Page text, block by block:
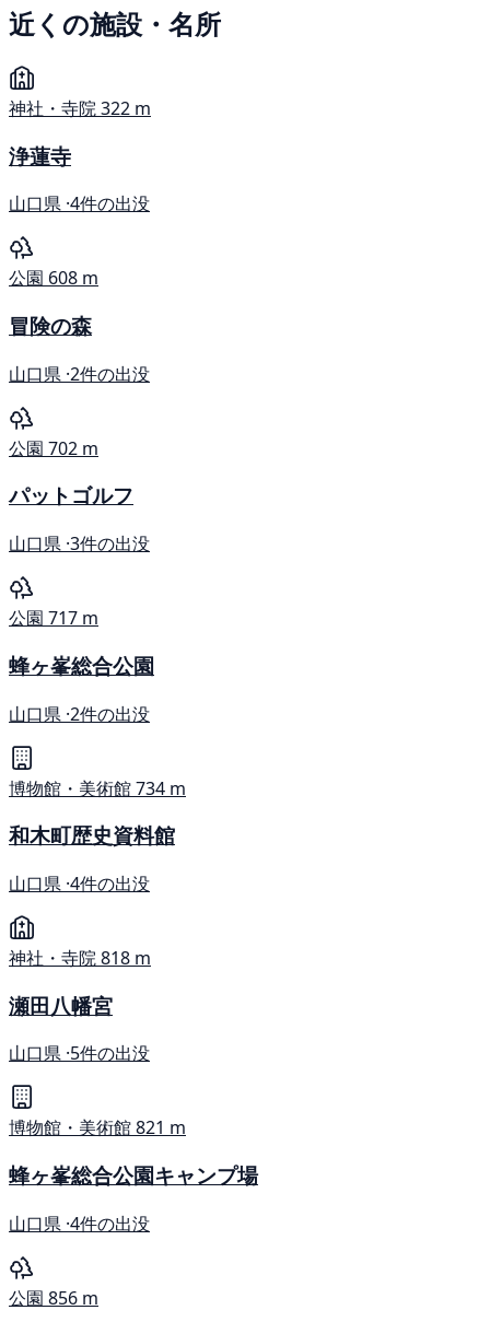
近くの施設・名所
神社・寺院322 m
浄蓮寺
山口県 ·4件の出没
公園 608 m
冒険の森
山口県 ·2件の出没
公園 702 m
パットゴルフ
山口県 ·3件の出没
公園 717 m
蜂ヶ峯総合公園
山口県 ·2件の出没
博物館・美術館734 m
和木町歴史資料館
山口県 ·4件の出没
神社・寺院818 m
瀬田八幡宮
山口県 ·5件の出没
博物館・美術館821 m
蜂ヶ峯総合公園キャンプ場
山口県 ·4件の出没
公園 856 m